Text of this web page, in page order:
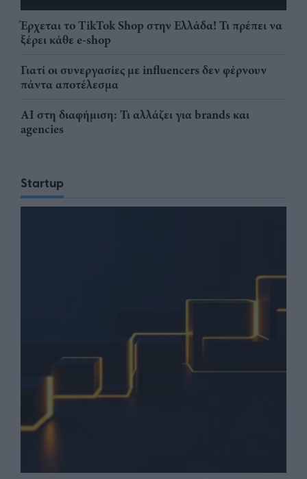
Έρχεται το TikTok Shop στην Ελλάδα! Τι πρέπει να
ξέρει κάθε e-shop
Γιατί οι συνεργασίες με influencers δεν φέρνουν
πάντα αποτέλεσμα
AI στη διαφήμιση: Τι αλλάζει για brands και
agencies
Startup